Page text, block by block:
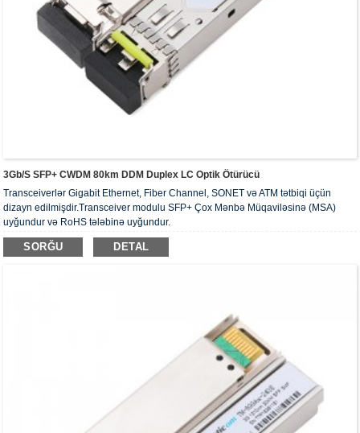
3Gb/s SFP+ CWDM 80km DDM Duplex LC Optik Ötürücü
Transceiverlər Gigabit Ethernet, Fiber Channel, SONET və ATM tətbiqi üçün
dizayn edilmişdir.Transceiver modulu SFP+ Çox Mənbə Müqaviləsinə (MSA)
uyğundur və RoHS tələbinə uyğundur.
SORĞU DETAL